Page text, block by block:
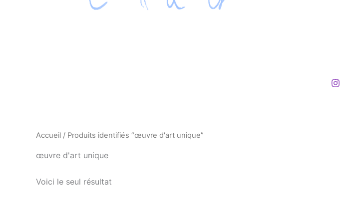
Accueil / Produits identifiés “œuvre d'art unique”
œuvre d'art unique
Voici le seul résultat